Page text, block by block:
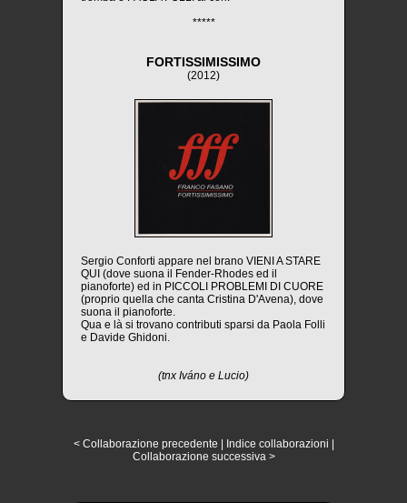
*****
FORTISSIMISSIMO
(2012)
Sergio Conforti appare nel brano VIENI A STARE
QUI (dove suona il Fender-Rhodes ed il
pianoforte) ed in PICCOLI PROBLEMI DI CUORE
(proprio quella che canta Cristina D'Avena), dove
suona il pianoforte.
Qua e là si trovano contributi sparsi da Paola Folli
e Davide Ghidoni.
(tnx Iváno e Lucio)
< Collaborazione precedente Indice collaborazioni
Collaborazione successiva >